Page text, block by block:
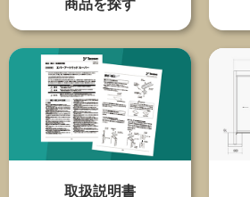
商品を探す
取扱説明書